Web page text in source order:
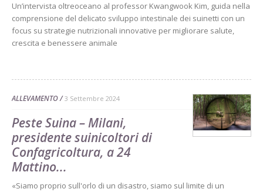
Un’intervista oltreoceano al professor Kwangwook Kim, guida nella
comprensione del delicato sviluppo intestinale dei suinetti con un
focus su strategie nutrizionali innovative per migliorare salute,
crescita e benessere animale
ALLEVAMENTO 3 Settembre 2024
Peste Suina – Milani,
presidente suinicoltori di
Confagricoltura, a 24
Mattino...
«Siamo proprio sull'orlo di un disastro, siamo sul limite di un